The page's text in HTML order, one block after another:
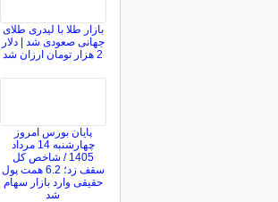
بازار طلا با لیدری طلای
جهانی صعودی شد | دلار
2 هزار تومان ارزان شد
پایان بورس امروز
چهارشنبه 14 مرداد
1405 / شاخص کل
سقف زد؛ 6.2 همت پول
حقیقی وارد بازار سهام
شد